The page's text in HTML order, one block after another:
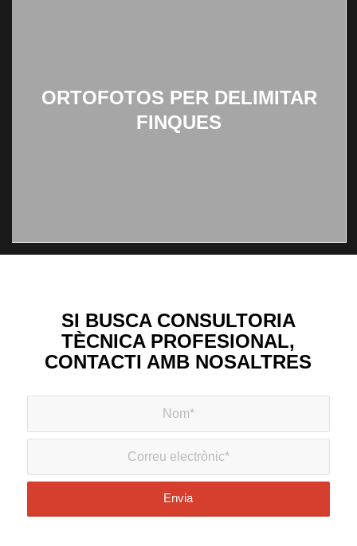
ORTOFOTOS PER DELIMITAR
FINQUES
SI BUSCA CONSULTORIA
TÈCNICA PROFESIONAL,
CONTACTI AMB NOSALTRES